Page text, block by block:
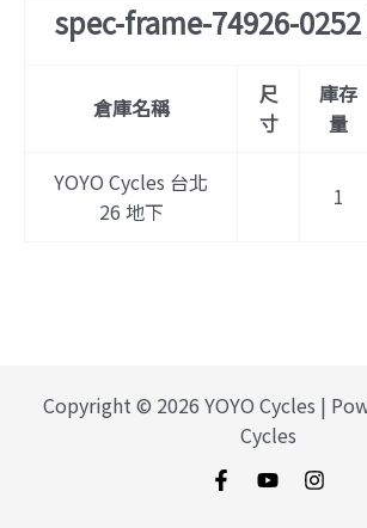
spec-frame-74926-
倉庫名稱
尺
寸
庫存
量
YOYO Cycles 台北
26 地下
1
Copyright © 2026 YOYO Cycles |
Cycles